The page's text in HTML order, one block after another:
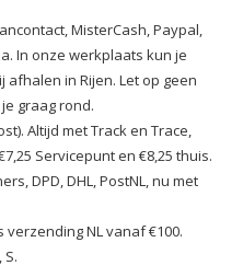
MisterCash, Paypal,
In onze werkplaats kun je
in Rijen. Let op geen
graag rond.
Altijd met Track en Trace,
Servicepunt en €8,25 thuis.
DPD, DHL, PostNL, nu met
NL vanaf €100.
S.